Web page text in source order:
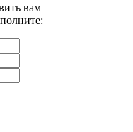
вам